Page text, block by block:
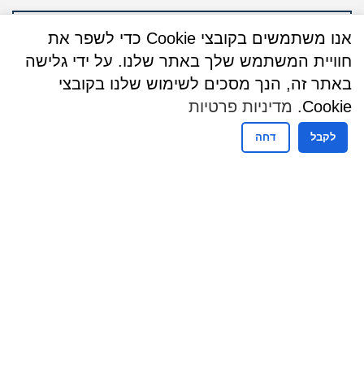
אנו משתמשים בקובצי Cookie כדי לשפר את
חוויית המשתמש שלך באתר שלנו. על ידי גלישה
באתר זה, הנך מסכים לשימוש שלנו בקובצי
Cookie.
מדיניות פרטיות
לקבל דחה